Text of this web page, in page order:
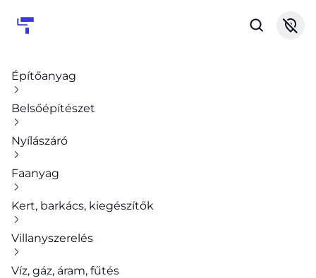
Építőanyag
Belsőépítészet
Nyílászáró
Faanyag
Kert, barkács, kiegészítők
Villanyszerelés
Víz, gáz, áram, fűtés